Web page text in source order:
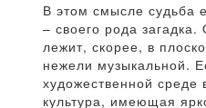
В этом смысле судьба
– своего рода загадка.
лежит, скорее, в
нежели музыкальной.
художественной среде
культура, имеющая